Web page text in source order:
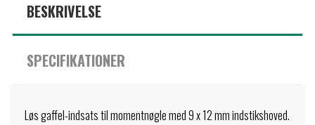
BESKRIVELSE
SPECIFIKATIONER
Løs gaffel-indsats til momentnøgle med 9 x 12 mm indstikshoved.